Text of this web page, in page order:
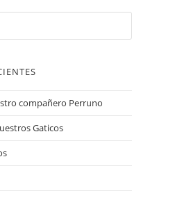
compañero Perruno
Gaticos